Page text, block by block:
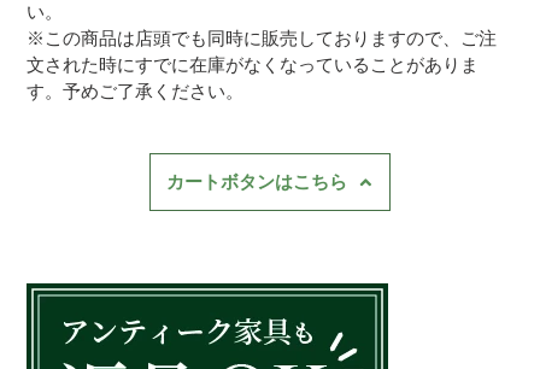
い。
※この商品は店頭でも同時に販売しておりますので、ご注
文された時にすでに在庫がなくなっていることがありま
す。予めご了承ください。
カートボタンはこちら